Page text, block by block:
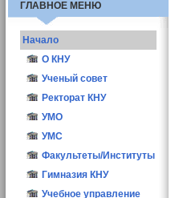
ГЛАВНОЕ МЕНЮ
Начало
О КНУ
Общие сведения
Структура
Атрибутика КНУ
Ректоры КНУ
Опросы
Конкурс ППС-2016
Ученый совет
Иш мерчеми
Состав УС
Заседания УС
Учёный секретарь
Материалы
Ректорат КНУ
УМО
УМС
Факультеты/Институты
Гимназия КНУ
Учебное управление